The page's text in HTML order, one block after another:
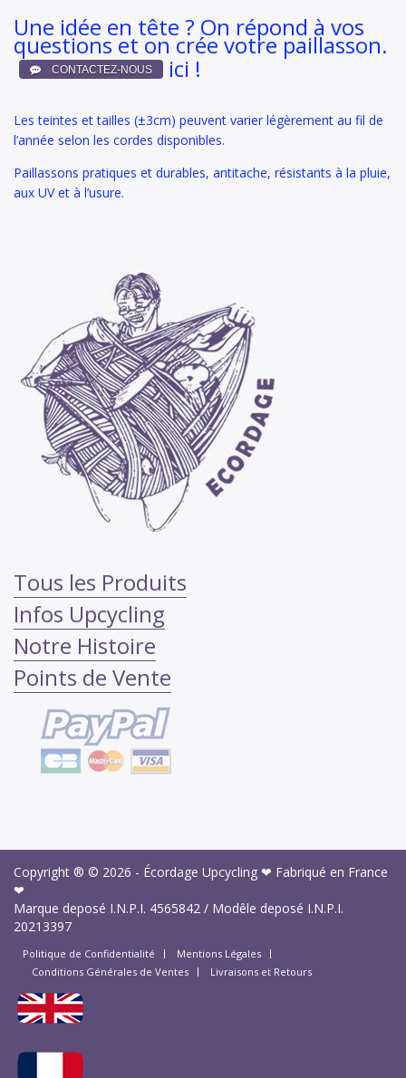
Une idée en tête ? On répond à vos
questions et on crée votre paillasson.
ici !
Les teintes et tailles (±3cm) peuvent varier légèrement au fil de
l’année selon les cordes disponibles.
Paillassons pratiques et durables, antitache, résistants à la pluie,
aux UV et à l’usure.
Tous les Produits
Infos Upcycling
Notre Histoire
Points de Vente
Copyright ® © 2026 - Écordage Upcycling ❤ Fabriqué en France
❤
Marque deposé I.N.P.I. 4565842 / Modêle deposé I.N.P.I.
20213397
Politique de Confidentialité
Mentions Légales
Conditions Générales de Ventes
Livraisons et Retours